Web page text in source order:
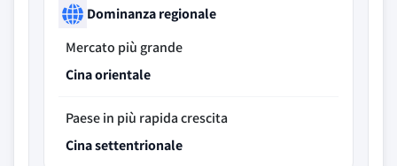
Dominanza regionale
Mercato più grande
Cina orientale
Paese in più rapida crescita
Cina settentrionale